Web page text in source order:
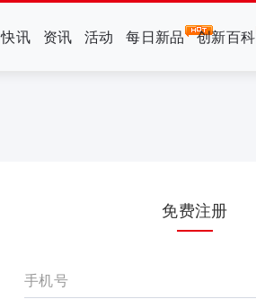
快讯 资讯 活动 每日新品 创新百科
免费注册
手机号